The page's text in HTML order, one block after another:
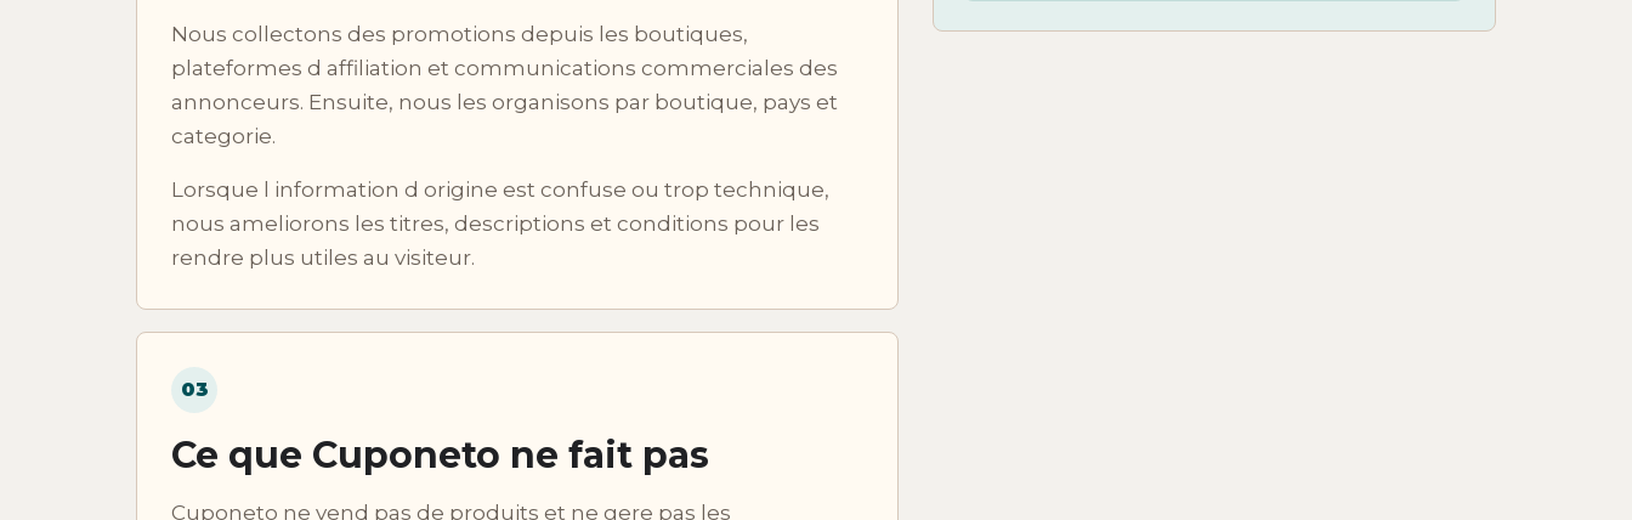
Nous collectons des promotions depuis les boutiques,
plateformes d affiliation et communications commerciales des
annonceurs. Ensuite, nous les organisons par boutique, pays et
categorie.
Lorsque l information d origine est confuse ou trop technique,
nous ameliorons les titres, descriptions et conditions pour les
rendre plus utiles au visiteur.
03
Ce que Cuponeto ne fait pas
Cuponeto ne vend pas de produits et ne gere pas les